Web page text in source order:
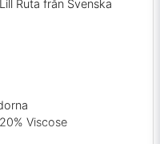
Ruta från Svenska
Viscose